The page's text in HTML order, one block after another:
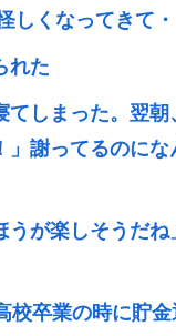
しくなってきて・
れた
しまった。翌朝
謝ってるのに
うが楽しそうだ
校卒業の時に貯